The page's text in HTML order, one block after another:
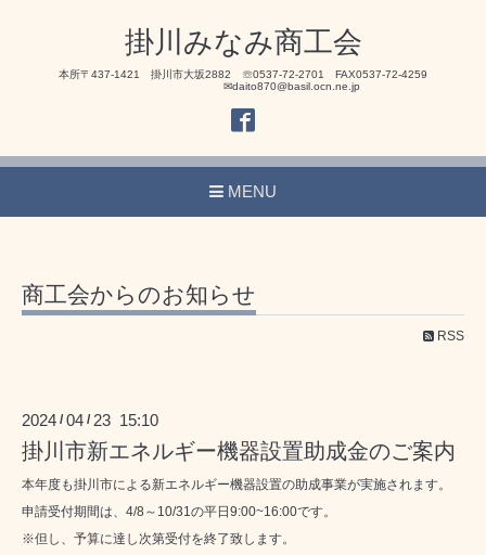
掛川みなみ商工会
本所〒437-1421 掛川市大坂2882 ☏0537-72-2701 FAX0537-72-4259
✉daito870@basil.ocn.ne.jp
MENU
商工会からのお知らせ
RSS
2024 /04 / 23 15:10
掛川市新エネルギー機器設置助成金のご案内
本年度も掛川市による新エネルギー機器設置の助成事業が実施されます。
申請受付期間は、4/8～10/31の平日9:00~16:00です。
※但し、予算に達し次第受付を終了致します。